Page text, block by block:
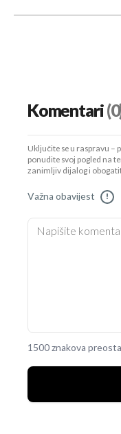
Komentari
Uključite se u raspravu –
ponudite svoj pogled na
zanimljiv dijalog i
Važna obavijest !
1500 znakova